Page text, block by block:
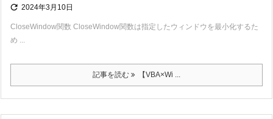
 2024年3月10日
CloseWindow関数 CloseWindow関数は指定したウィンドウを最小化するた
め ...
記事を読む 【VBA×Wi ...